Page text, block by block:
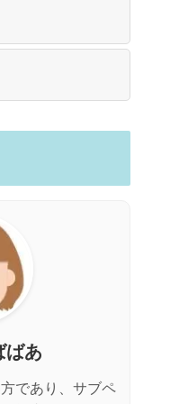
ばあ
であり、サブペ